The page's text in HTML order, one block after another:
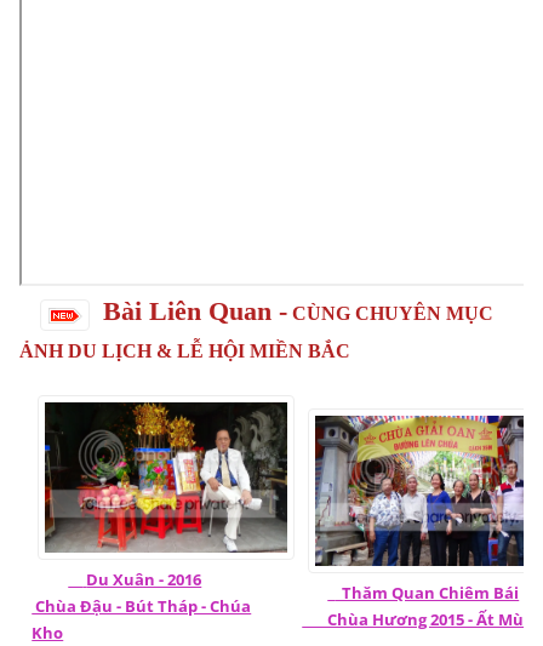
Bài Liên Quan - CÙNG CHUYÊN MỤC
ẢNH DU LỊCH & LỄ HỘI MIỀN BẮC
Du Xuân - 2016
Chùa Đậu - Bút Tháp - Chúa
Kho
Thăm Quan Chiêm Bái
Chùa Hương 2015 - Ất Mùi